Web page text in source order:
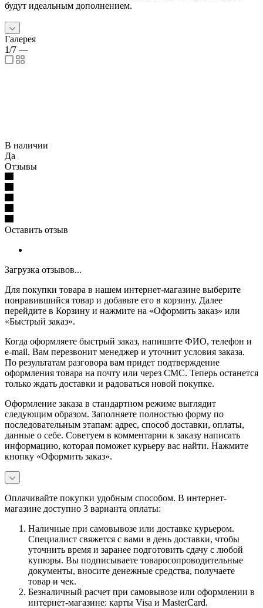
будут идеальным дополнением.
Галерея
1/7 —
В наличии
Да
Отзывы
Оставить отзыв
Загрузка отзывов...
Для покупки товара в нашем интернет-магазине выберите
понравившийся товар и добавьте его в корзину. Далее
перейдите в Корзину и нажмите на «Оформить заказ» или
«Быстрый заказ».
Когда оформляете быстрый заказ, напишите ФИО, телефон и
e-mail. Вам перезвонит менеджер и уточнит условия заказа.
По результатам разговора вам придет подтверждение
оформления товара на почту или через СМС. Теперь останется
только ждать доставки и радоваться новой покупке.
Оформление заказа в стандартном режиме выглядит
следующим образом. Заполняете полностью форму по
последовательным этапам: адрес, способ доставки, оплаты,
данные о себе. Советуем в комментарии к заказу написать
информацию, которая поможет курьеру вас найти. Нажмите
кнопку «Оформить заказ».
Оплачивайте покупки удобным способом. В интернет-
магазине доступно 3 варианта оплаты:
Наличные при самовывозе или доставке курьером.
Специалист свяжется с вами в день доставки, чтобы
уточнить время и заранее подготовить сдачу с любой
купюры. Вы подписываете товаросопроводительные
документы, вносите денежные средства, получаете
товар и чек.
Безналичный расчет при самовывозе или оформлении в
интернет-магазине: карты Visa и MasterCard.